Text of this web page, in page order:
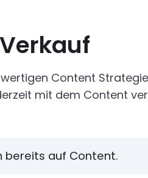
Content
mit dem Content
bereits auf Content.